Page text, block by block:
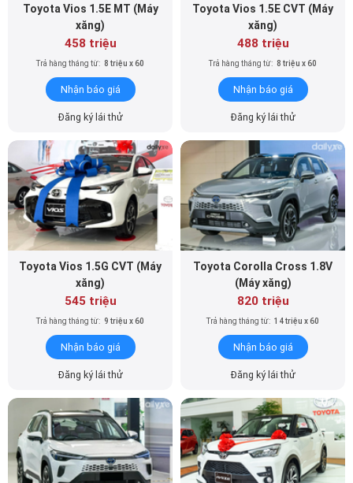
Toyota Vios 1.5E MT (Máy
xăng)
458 triệu
Trả hàng tháng từ: 8 triệu x 60
Nhận báo giá
Đăng ký lái thử
Toyota Vios 1.5E CVT (Máy
xăng)
488 triệu
Trả hàng tháng từ: 8 triệu x 60
Nhận báo giá
Đăng ký lái thử
Toyota Vios 1.5G CVT (Máy
xăng)
545 triệu
Trả hàng tháng từ: 9 triệu x 60
Nhận báo giá
Đăng ký lái thử
Toyota Corolla Cross 1.8V
(Máy xăng)
820 triệu
Trả hàng tháng từ: 14 triệu x 60
Nhận báo giá
Đăng ký lái thử